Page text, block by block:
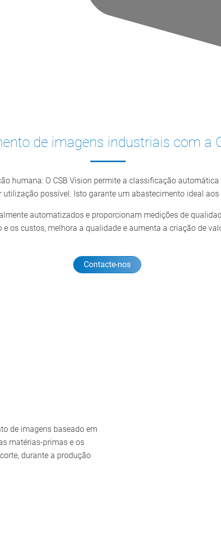
de imagens industriais com a
humana: O CSB Vision permite a classificação
utilização possível. Isto garante um abastecimento ideal
automatizados e proporcionam medições de
e os custos, melhora a qualidade e aumenta a criação de
Contacte-nos
de imagens baseado em
matérias-primas e os
durante a produção